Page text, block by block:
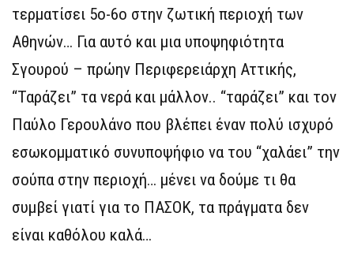
τερματίσει 5ο-6ο στην ζωτική περιοχή των
Αθηνών… Για αυτό και μια υποψηφιότητα
Σγουρού – πρώην Περιφερειάρχη Αττικής,
“Ταράζει” τα νερά και μάλλον.. “ταράζει” και τον
Παύλο Γερουλάνο που βλέπει έναν πολύ ισχυρό
εσωκομματικό συνυποψήφιο να του “χαλάει” την
σούπα στην περιοχή… μένει να δούμε τι θα
συμβεί γιατί για το ΠΑΣΟΚ, τα πράγματα δεν
είναι καθόλου καλά…